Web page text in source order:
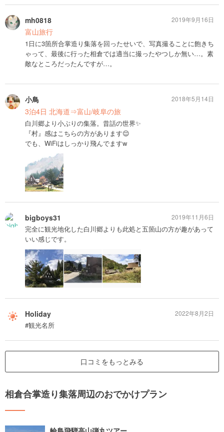
mh0818
富山旅行
1日に3箇所合掌造り集落を回ったせいで、写真撮ることに飽きち
ゃって、最後に行った相倉では適当に撮ったやつしか無い…。素
敵なところだったんですが…。
2019年9月16日
小鳥
3泊4日 北海道⇒富山/岐阜の旅
白川郷より小ぶりの集落。昔話の世界✨
『村』感はこちらの方があります😌
でも、WiFiはしっかり飛んでますw
2018年5月14日
bigboys31
完全に観光地化した白川郷よりも此処と五箇山の方が趣があって
いい感じです。
2019年11月6日
Holiday
#観光名所
2022年8月2日
口コミをもっとみる
相倉合掌造り集落周辺のおでかけプラン